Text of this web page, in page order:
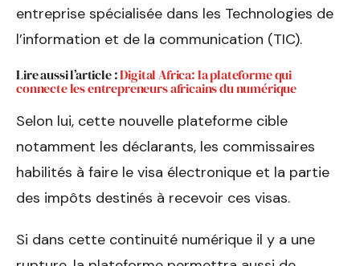
entreprise spécialisée dans les Technologies de
l’information et de la communication (TIC).
Lire aussi l’article :Digital Africa: la plateforme qui
connecte les entrepreneurs africains du numérique
Selon lui, cette nouvelle plateforme cible
notamment les déclarants, les commissaires
habilités à faire le visa électronique et la partie
des impôts destinés à recevoir ces visas.
Si dans cette continuité numérique il y a une